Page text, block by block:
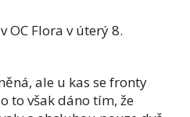
OC Flora v úterý 8.
ale u kas se fronty
to však dáno tím, že